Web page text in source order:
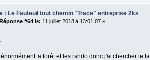
: Le Fauteuil tout chemin "Trace" entreprise 2ks
Réponse #64 le: 11 juillet 2018 à 13:01:07 »
la forêt et les rando donc j'ai chercher le